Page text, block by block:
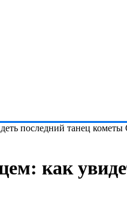
последний танец
как